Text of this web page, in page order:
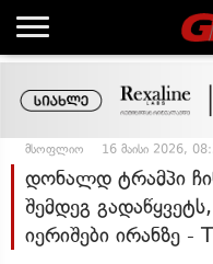
მსოფლიო 16 მაისი 2026,
დონალდ ტრამპი
შემდეგ
იერიშები ირანზე